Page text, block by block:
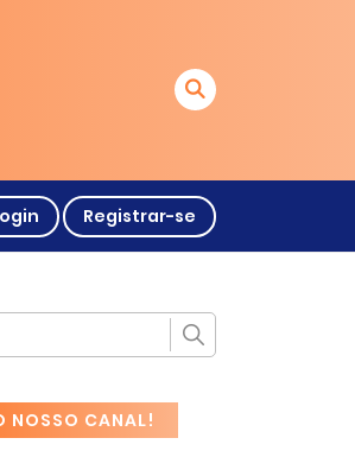
Registrar-se
NOSSO CANAL!